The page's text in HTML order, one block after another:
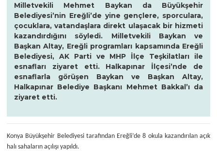
Milletvekili Mehmet Baykan da Büyükşehir
Belediyesi’nin Ereğli’de yine gençlere, sporculara,
çocuklara, vatandaşlara direkt ulaşacak bir hizmeti
kazandırdığını söyledi. Milletvekili Baykan ve
Başkan Altay, Ereğli programları kapsamında Ereğli
Belediyesi, AK Parti ve MHP İlçe Teşkilatları ile
esnafları ziyaret etti. Halkapınar İlçesi’nde de
esnaflarla görüşen Baykan ve Başkan Altay,
Halkapınar Belediye Başkanı Mehmet Bakkal’ı da
ziyaret etti.
Konya Büyükşehir Belediyesi tarafından Ereğli’de 8 okula kazandırılan açık
halı sahaların açılışı yapıldı.